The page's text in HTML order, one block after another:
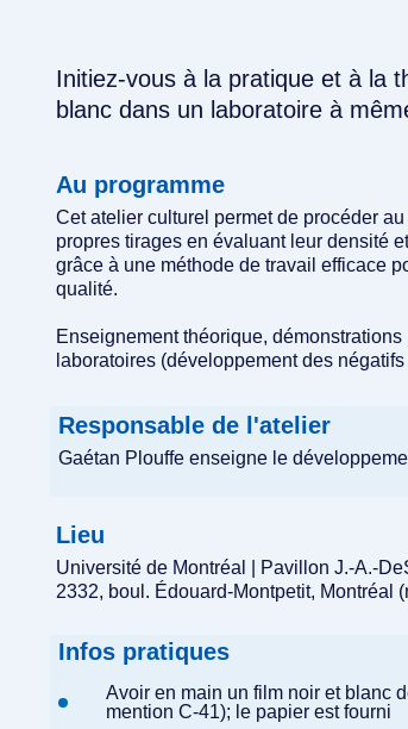
Initiez-vous à la pratique et à la
blanc dans un laboratoire à
Au programme
Cet atelier culturel permet de procéder
propres tirages en évaluant leur densité
grâce à une méthode de travail efficace
qualité.
Enseignement théorique,
laboratoires (développement des
Responsable de l'atelier
Gaétan Plouffe enseigne le
Lieu
Université de Montréal | Pavillon J.-A.-
2332, boul. Édouard-Montpetit, Montréal
Infos pratiques
Avoir en main un film noir et blanc
mention C-41); le papier est fourni